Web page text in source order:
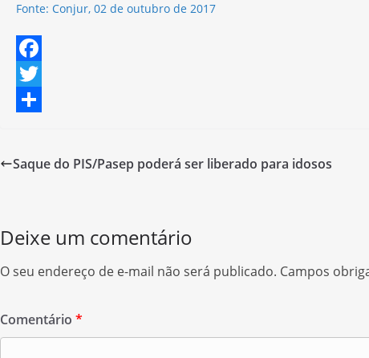
Fonte: Conjur, 02 de outubro de 2017
F
aT
Saque do PIS/Pasep poderá ser liberado para idosos
Deixe um comentário
O seu endereço de e-mail não será publicado. Campos
Comentário *